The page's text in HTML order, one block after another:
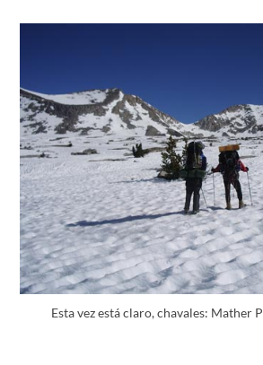
Esta vez está claro, chavales: Mather